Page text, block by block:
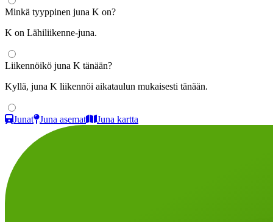
Minkä tyyppinen juna K on?
K on Lähiliikenne-juna.
Liikennöikö juna K tänään?
Kyllä, juna K liikennöi aikataulun mukaisesti tänään.
Junat Juna asemat Juna kartta